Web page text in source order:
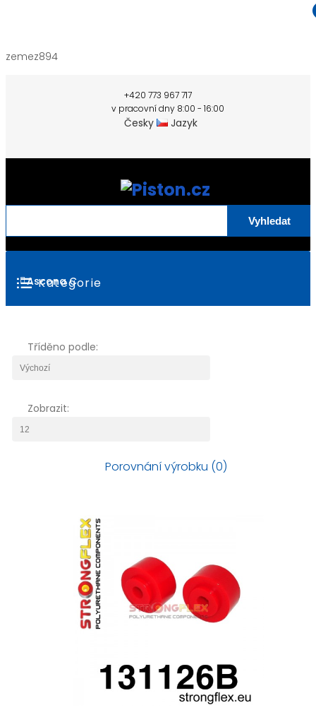
zemez894
+420 773 967 717
v pracovní dny 8:00 - 16:00
Česky Jazyk
Vyhledat
Kategorie
Ascona C
Tříděno podle:
Zobrazit:
Porovnání výrobku (0)